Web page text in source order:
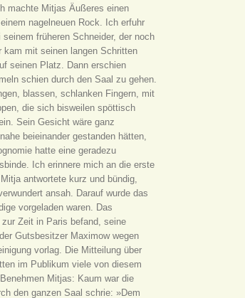
machte Mitjas Äußeres einen
nagelneuen Rock. Ich erfuhr
früheren Schneider, der noch
kam mit seinen langen Schritten
seinen Platz. Dann erschien
schien durch den Saal zu gehen.
blassen, schlanken Fingern, mit
die sich bisweilen spöttisch
Sein Gesicht wäre ganz
beieinander gestanden hätten,
hatte eine geradezu
Ich erinnere mich an die erste
antwortete kurz und bündig,
ansah. Darauf wurde das
vorgeladen waren. Das
Zeit in Paris befand, seine
Gutsbesitzer Maximow wegen
vorlag. Die Mitteilung über
im Publikum viele von diesem
Mitjas: Kaum war die
den ganzen Saal schrie: »Dem